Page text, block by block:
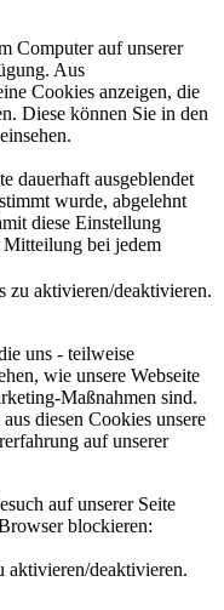
Computer auf unserer
Aus
Cookies anzeigen, die
Diese können Sie in den
dauerhaft ausgeblendet
wurde, abgelehnt
diese Einstellung
bei jedem
aktivieren/deaktivieren.
uns - teilweise
wie unsere Webseite
Maßnahmen sind.
diesen Cookies unsere
auf unserer
auf unserer Seite
blockieren:
deaktivieren.